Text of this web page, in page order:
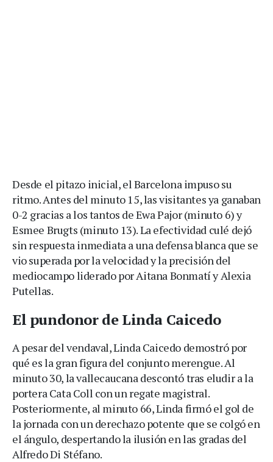
Desde el pitazo inicial, el Barcelona impuso su
ritmo. Antes del minuto 15, las visitantes ya ganaban
0-2 gracias a los tantos de Ewa Pajor (minuto 6) y
Esmee Brugts (minuto 13). La efectividad culé dejó
sin respuesta inmediata a una defensa blanca que se
vio superada por la velocidad y la precisión del
mediocampo liderado por Aitana Bonmatí y Alexia
Putellas.
El pundonor de Linda Caicedo
A pesar del vendaval, Linda Caicedo demostró por
qué es la gran figura del conjunto merengue. Al
minuto 30, la vallecaucana descontó tras eludir a la
portera Cata Coll con un regate magistral.
Posteriormente, al minuto 66, Linda firmó el gol de
la jornada con un derechazo potente que se colgó en
el ángulo, despertando la ilusión en las gradas del
Alfredo Di Stéfano.